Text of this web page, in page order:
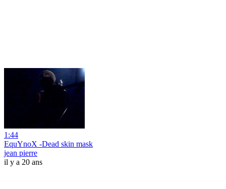
1:44
EquYnoX -Dead skin mask
jean pierre
il y a 20 ans